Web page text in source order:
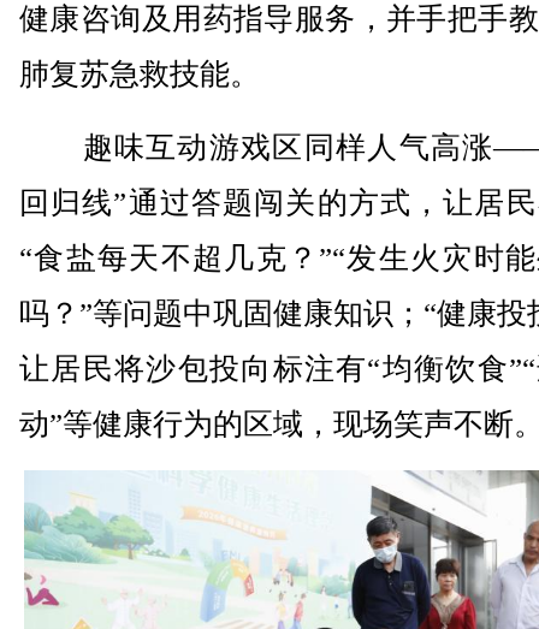
健康咨询及用药指导服务，并手把手
肺复苏急救技能。
趣味互动游戏区同样人气高涨
回归线”通过答题闯关的方式，让居
“食盐每天不超几克？”“发生火灾时
吗？”等问题中巩固健康知识；“健康投
让居民将沙包投向标注有“均衡饮食
动”等健康行为的区域，现场笑声不断